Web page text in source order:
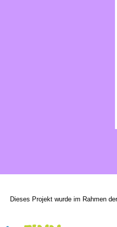
Dieses Projekt wurde im Rahmen